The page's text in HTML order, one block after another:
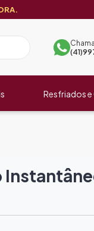
Resfriados